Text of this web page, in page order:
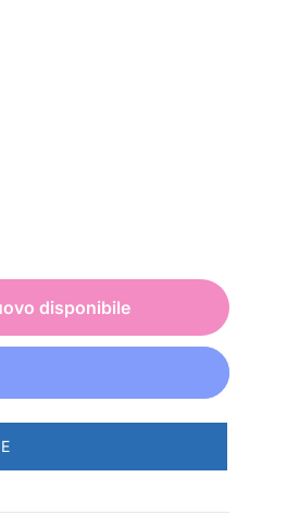
disponibile